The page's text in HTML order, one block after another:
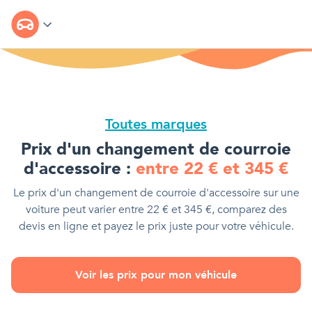
Toutes marques
Prix d'un changement de courroie
d'accessoire : entre 22 € et 345 €
Le prix d'un changement de courroie d'accessoire sur une
voiture peut varier entre 22 € et345 €, comparez des
devis en ligne et payez le prix juste pour votre véhicule.
Voir les prix pour mon véhicule